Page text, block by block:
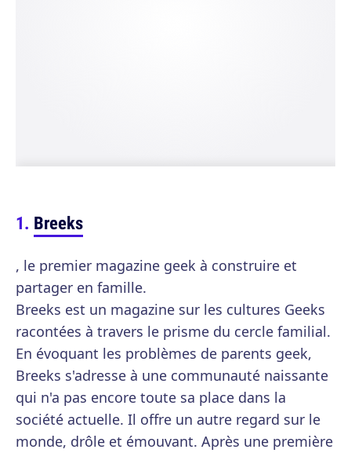
Breeks
, le premier magazine geek à construire et
partager en famille.
Breeks est un magazine sur les cultures Geeks
racontées à travers le prisme du cercle familial.
En évoquant les problèmes de parents geek,
Breeks s'adresse à une communauté naissante
qui n'a pas encore toute sa place dans la
société actuelle. Il offre un autre regard sur le
monde, drôle et émouvant. Après une première